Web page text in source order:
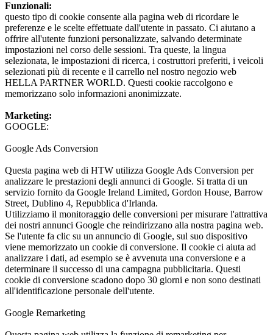
Funzionali:
questo tipo di cookie consente alla pagina web di ricordare le
preferenze e le scelte effettuate dall'utente in passato. Ci aiutano a
offrire all'utente funzioni personalizzate, salvando determinate
impostazioni nel corso delle sessioni. Tra queste, la lingua
selezionata, le impostazioni di ricerca, i costruttori preferiti, i veicoli
selezionati più di recente e il carrello nel nostro negozio web
HELLA PARTNER WORLD. Questi cookie raccolgono e
memorizzano solo informazioni anonimizzate.
Marketing:
GOOGLE:
Google Ads Conversion
Questa pagina web di HTW utilizza Google Ads Conversion per
analizzare le prestazioni degli annunci di Google. Si tratta di un
servizio fornito da Google Ireland Limited, Gordon House, Barrow
Street, Dublino 4, Repubblica d'Irlanda.
Utilizziamo il monitoraggio delle conversioni per misurare l'attrattiva
dei nostri annunci Google che reindirizzano alla nostra pagina web.
Se l'utente fa clic su un annuncio di Google, sul suo dispositivo
viene memorizzato un cookie di conversione. Il cookie ci aiuta ad
analizzare i dati, ad esempio se è avvenuta una conversione e a
determinare il successo di una campagna pubblicitaria. Questi
cookie di conversione scadono dopo 30 giorni e non sono destinati
all'identificazione personale dell'utente.
Google Remarketing